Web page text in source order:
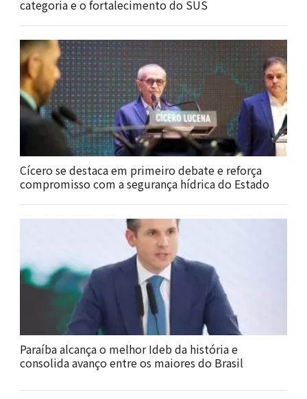
categoria e o fortalecimento do SUS
Cícero se destaca em primeiro debate e reforça
compromisso com a segurança hídrica do Estado
Paraíba alcança o melhor Ideb da história e
consolida avanço entre os maiores do Brasil